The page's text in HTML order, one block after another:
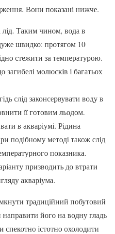
Вони показані нижче.
лід. Таким чином, вода в
швидко: протягом 10
стежити за температурою.
молюсків і багатьох
слід законсервувати воду в
її готовим льодом.
в акваріумі. Рідина
подібному методі також слід
показника.
призводить до втрати
акваріума.
традиційний побутовий
направити його на водну гладь
істотно охолодити